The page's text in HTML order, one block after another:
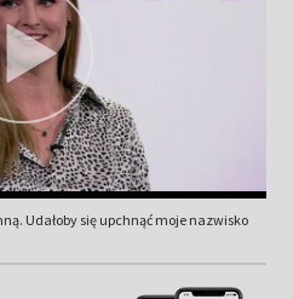
Udałoby się upchnąć moje nazwisko